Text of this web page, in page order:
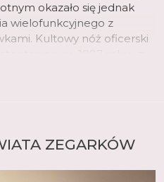
okazało się jednak
wielofunkcyjnego z
Kultowy nóż oficerski
marki, pozwalając jej na
ZEGARKÓW